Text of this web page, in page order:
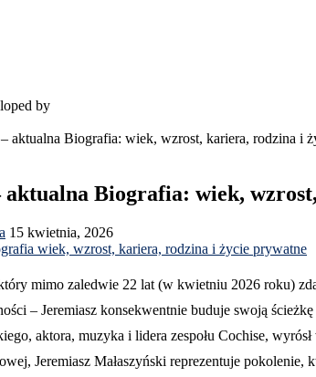
by
– aktualna Biografia: wiek, wzrost, kariera, rodzina i
aktualna Biografia: wiek,
15 kwietnia, 2026
mimo zaledwie 22 lat (w kwietniu 2026 roku)
– Jeremiasz konsekwentnie buduje swoją
aktora, muzyka i lidera zespołu Cochise,
Jeremiasz Małaszyński reprezentuje